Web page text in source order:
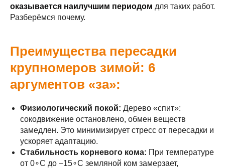
оказывается наилучшим периодом для таких работ.
Разберёмся почему.
Преимущества пересадки
крупномеров зимой: 6
аргументов «за»:
Физиологический покой: Дерево «спит»:
сокодвижение остановлено, обмен веществ
замедлен. Это минимизирует стресс от пересадки и
ускоряет адаптацию.
Стабильность корневого кома: При температуре
от 0∘C до −15∘C земляной ком замерзает,